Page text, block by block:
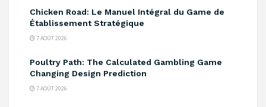
Chicken Road: Le Manuel Intégral du Game de
Établissement Stratégique
7 AOÛT 2026
Poultry Path: The Calculated Gambling Game
Changing Design Prediction
7 AOÛT 2026